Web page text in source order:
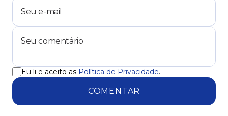
Eu li e aceito as Política de Privacidade.
COMENTAR